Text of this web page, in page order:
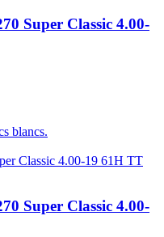
Super Classic 4.00-
blancs.
Super Classic 4.00-